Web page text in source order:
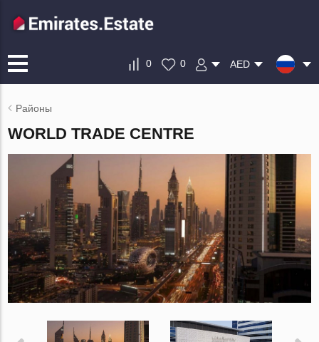
0 0 AED
Районы
WORLD TRADE CENTRE